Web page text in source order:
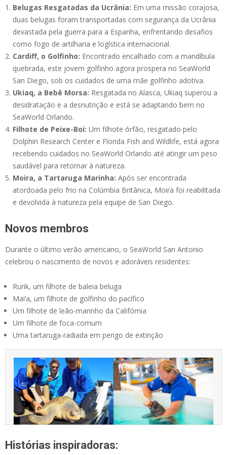
Belugas Resgatadas da Ucrânia: Em uma missão corajosa,
duas belugas foram transportadas com segurança da Ucrânia
devastada pela guerra para a Espanha, enfrentando desafios
como fogo de artilharia e logística internacional.
Cardiff, o Golfinho: Encontrado encalhado com a mandíbula
quebrada, este jovem golfinho agora prospera no SeaWorld
San Diego, sob os cuidados de uma mãe golfinho adotiva.
Ukiaq, a Bebê Morsa: Resgatada no Alasca, Ukiaq superou a
desidratação e a desnutrição e está se adaptando bem no
SeaWorld Orlando.
Filhote de Peixe-Boi: Um filhote órfão, resgatado pelo
Dolphin Research Center e Florida Fish and Wildlife, está agora
recebendo cuidados no SeaWorld Orlando até atingir um peso
saudável para retornar à natureza.
Moira, a Tartaruga Marinha: Após ser encontrada
atordoada pelo frio na Colúmbia Britânica, Moira foi reabilitada
e devolvida à natureza pela equipe de San Diego.
Novos membros
Durante o último verão americano, o SeaWorld San Antonio
celebrou o nascimento de novos e adoráveis residentes:
Rurik, um filhote de baleia beluga
Mai’a, um filhote de golfinho do pacífico
Um filhote de leão-marinho da Califórnia
Um filhote de foca-comum
Uma tartaruga-radiada em perigo de extinção
Histórias inspiradoras: